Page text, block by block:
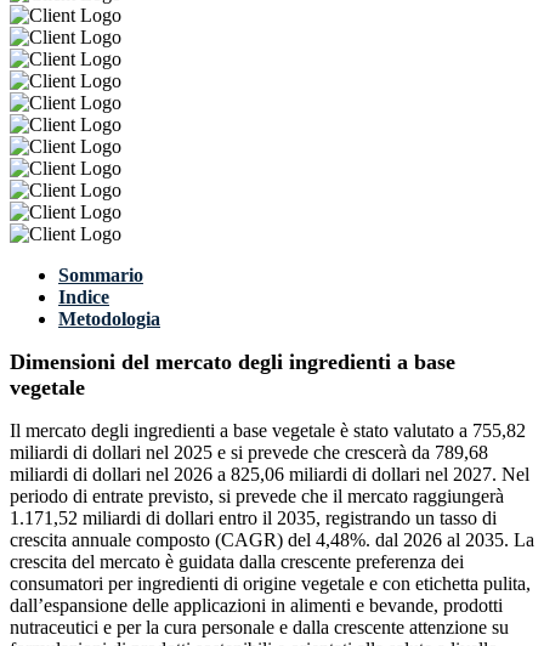
Sommario
Indice
Metodologia
Dimensioni del mercato degli ingredienti a base
vegetale
Il mercato degli ingredienti a base vegetale è stato valutato a 755,82
miliardi di dollari nel 2025 e si prevede che crescerà da 789,68
miliardi di dollari nel 2026 a 825,06 miliardi di dollari nel 2027. Nel
periodo di entrate previsto, si prevede che il mercato raggiungerà
1.171,52 miliardi di dollari entro il 2035, registrando un tasso di
crescita annuale composto (CAGR) del 4,48%. dal 2026 al 2035. La
crescita del mercato è guidata dalla crescente preferenza dei
consumatori per ingredienti di origine vegetale e con etichetta pulita,
dall’espansione delle applicazioni in alimenti e bevande, prodotti
nutraceutici e per la cura personale e dalla crescente attenzione su